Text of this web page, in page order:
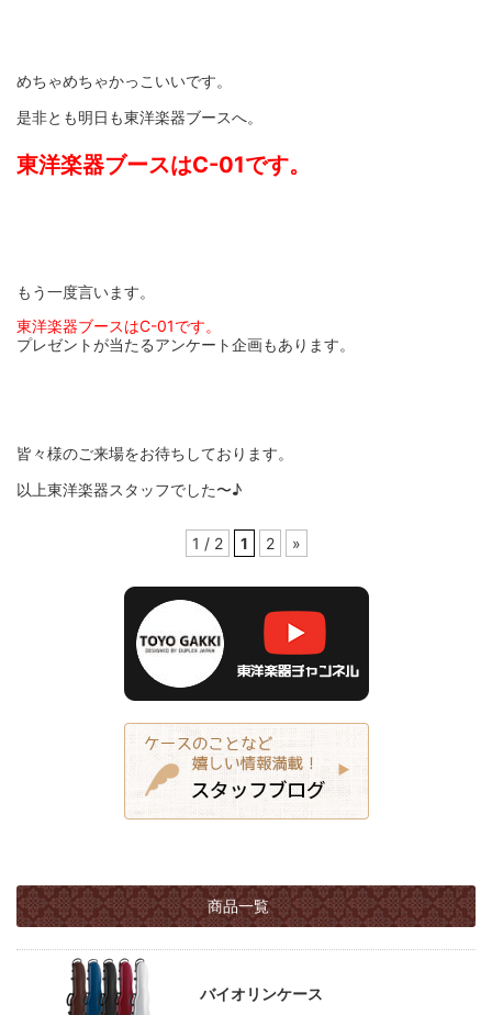
めちゃめちゃかっこいいです。
是非とも明日も東洋楽器ブースへ。
東洋楽器ブースはC-01です。
もう一度言います。
東洋楽器ブースはC-01です。
プレゼントが当たるアンケート企画もあります。
皆々様のご来場をお待ちしております。
以上東洋楽器スタッフでした〜♪
1 / 2 1 2 »
商品一覧
バイオリンケース